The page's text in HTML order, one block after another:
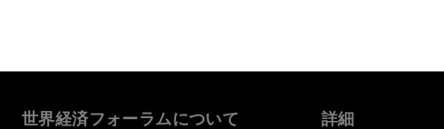
世界経済フォーラムについて 詳細